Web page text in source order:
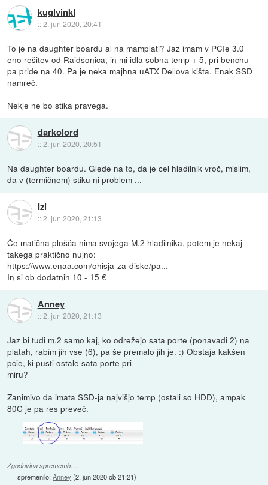
kuglvinkl
::2. jun 2020, 20:41
To je na daughter boardu al na mamplati? Jaz imam v PCIe 3.0
eno rešitev od Raidsonica, in mi idla sobna temp + 5, pri benchu
pa pride na 40. Pa je neka majhna uATX Dellova kišta. Enak SSD
namreč.
Nekje ne bo stika pravega.
darkolord
::2. jun 2020, 20:51
Na daughter boardu. Glede na to, da je cel hladilnik vroč, mislim,
da v (termičnem) stiku ni problem ...
Izi
::2. jun 2020, 21:13
Če matična plošča nima svojega M.2 hladilnika, potem je nekaj
takega praktično nujno:
https://www.enaa.com/ohisja-za-diske/pa...
In si ob dodatnih 10 - 15 €
Anney
::2. jun 2020, 21:13
Jaz bi tudi m.2 samo kaj, ko odrežejo sata porte (ponavadi 2) na
platah, rabim jih vse (6), pa še premalo jih je. :) Obstaja kakšen
pcie, ki pusti ostale sata porte pri
miru?
Zanimivo da imata SSD-ja najvišjo temp (ostali so HDD), ampak
80C je pa res preveč.
Zgodovina sprememb…
spremenilo:Anney (2. jun 2020 ob 21:21)